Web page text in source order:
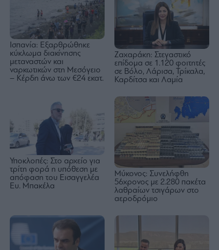
Ισπανία: Εξαρθρώθηκε
κύκλωμα διακίνησης
μεταναστών και
ναρκωτικών στη Μεσόγειο
– Κέρδη άνω των €24 εκατ.
Ζαχαράκη: Στεγαστικό
επίδομα σε 1.120 φοιτητές
σε Βόλο, Λάρισα, Τρίκαλα,
Καρδίτσα και Λαμία
Υποκλοπές: Στο αρχείο για
τρίτη φορά η υπόθεση με
απόφαση του Εισαγγελέα
Ευ. Μπακέλα
Μύκονος: Συνελήφθη
56χρονος με 2.280 πακέτα
λαθραίων τσιγάρων στο
αεροδρόμιο